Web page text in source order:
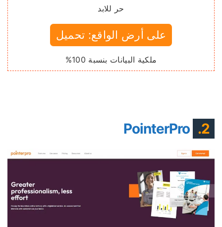
حر للابد
على أرض الواقع: تحميل
ملكية البيانات بنسبة 100%
PointerPro